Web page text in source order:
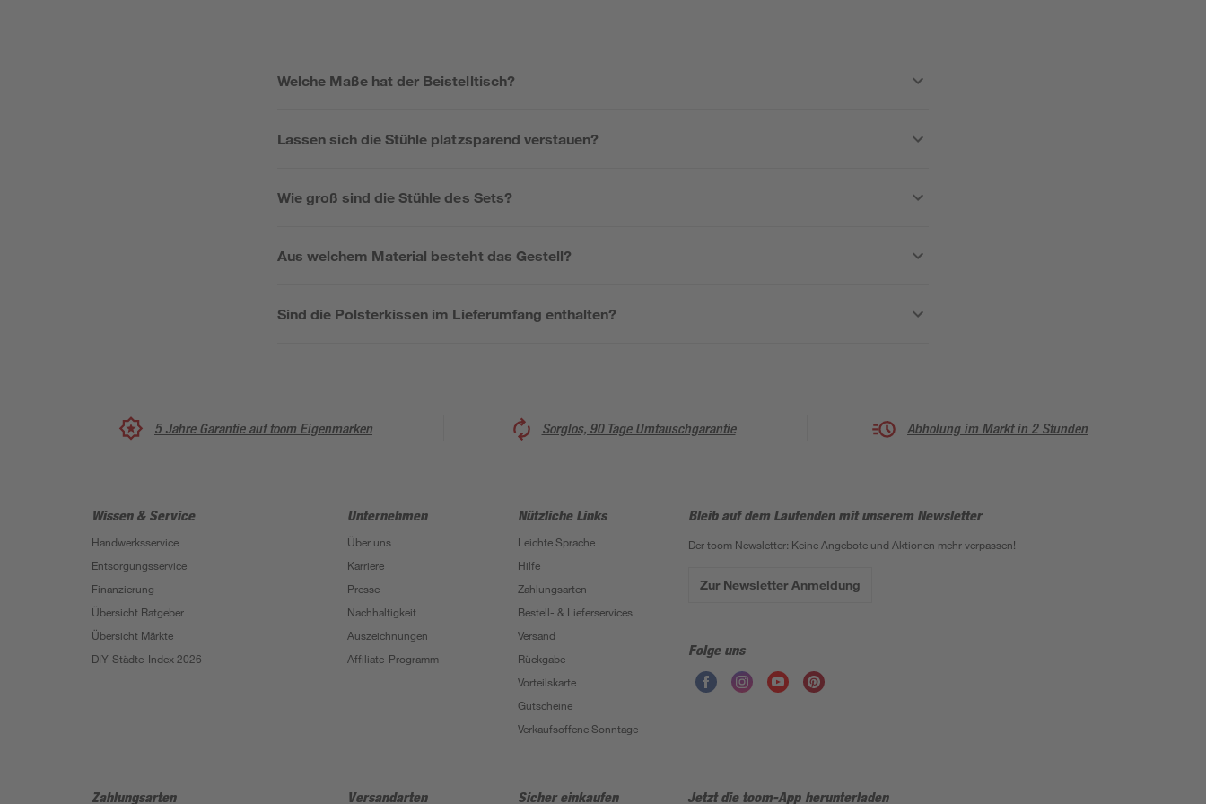
Welche Maße hat der Beistelltisch?
Lassen sich die Stühle platzsparend verstauen?
Wie groß sind die Stühle des Sets?
Aus welchem Material besteht das Gestell?
Sind die Polsterkissen im Lieferumfang enthalten?
5 Jahre Garantie auf toom Eigenmarken Sorglos, 90 Tage Umtauschgarantie Abholung im Markt in 2 Stunden
Wissen & Service
Handwerksservice
Entsorgungsservice
Finanzierung
Übersicht Ratgeber
Übersicht Märkte
DIY-Städte-Index 2026
Unternehmen
Über uns
Karriere
Presse
Nachhaltigkeit
Auszeichnungen
Affiliate-Programm
Nützliche Links
Leichte Sprache
Hilfe
Zahlungsarten
Bestell- & Lieferservices
Versand
Rückgabe
Vorteilskarte
Gutscheine
Verkaufsoffene Sonntage
Bleib auf dem Laufenden mit unserem Newsletter
Der toom Newsletter: Keine Angebote und Aktionen mehr verpassen!
Zur Newsletter Anmeldung
Folge uns
Zahlungsarten Versandarten Sicher einkaufen Jetzt die toom-App herunterladen